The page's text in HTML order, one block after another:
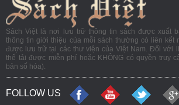
Sách Việt là nơi lưu trữ thông tin sách được xuất
thông tin giới thiệu của mỗi sách thường có liên kết
được lưu trữ tại các thư viện của Việt Nam. Đối với
thể tải được miễn phí hoặc KHÔNG có quyền truy
bản số hóa).
FOLLOW US